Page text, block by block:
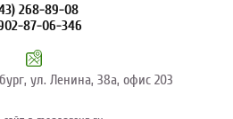
268-89-08
87-06-346
ул. Ленина, 38а, офис 203